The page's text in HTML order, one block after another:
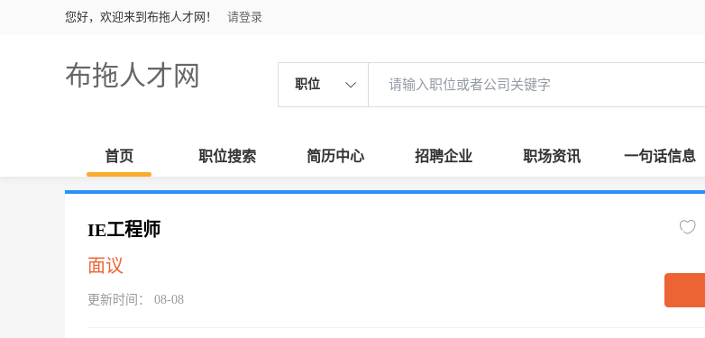
您好，欢迎来到布拖人才网！ 请登录
布拖人才网 职位
首页 职位搜索 简历中心 招聘企业 职场资讯 一句话信息
IE工程师
面议
更新时间： 08-08